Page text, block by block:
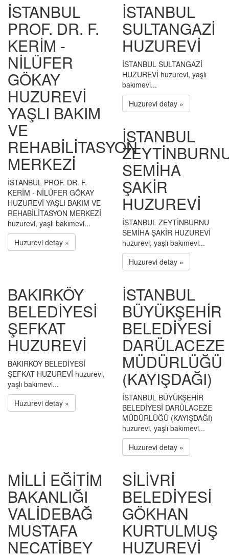
İSTANBUL
PROF. DR. F.
KERİM -
NİLÜFER
GÖKAY
HUZUREVİ
YAŞLI BAKIM
VE
REHABİLİTASYON
MERKEZİ
İSTANBUL PROF. DR. F.
KERİM - NİLÜFER GÖKAY
HUZUREVİ YAŞLI BAKIM VE
REHABİLİTASYON MERKEZİ
huzurevi, yaşlı bakımevi...
Huzurevi detay »
İSTANBUL
SULTANGAZİ
HUZUREVİ
İSTANBUL SULTANGAZİ
HUZUREVİ huzurevi, yaşlı
bakımevi...
Huzurevi detay »
İSTANBUL
SEMİHA
ŞAKİR
HUZUREVİ
İSTANBUL ZEYTİNBURNU
SEMİHA ŞAKİR HUZUREVİ
huzurevi, yaşlı bakımevi...
Huzurevi detay »
BAKIRKÖY
BELEDİYESİ
ŞEFKAT
HUZUREVİ
BAKIRKÖY BELEDİYESİ
ŞEFKAT HUZUREVİ huzurevi,
yaşlı bakımevi...
Huzurevi detay »
İSTANBUL
BÜYÜKŞEHİR
BELEDİYESİ
DARÜLACEZE
MÜDÜRLÜĞÜ
(KAYIŞDAĞI)
İSTANBUL BÜYÜKŞEHİR
BELEDİYESİ DARÜLACEZE
MÜDÜRLÜĞÜ (KAYIŞDAĞI)
huzurevi, yaşlı bakımevi...
Huzurevi detay »
MİLLİ EĞİTİM
BAKANLIĞI
VALİDEBAĞ
MUSTAFA
NECATİBEY
SİLİVRİ
BELEDİYESİ
GÖKHAN
KURTULMUŞ
HUZUREVİ